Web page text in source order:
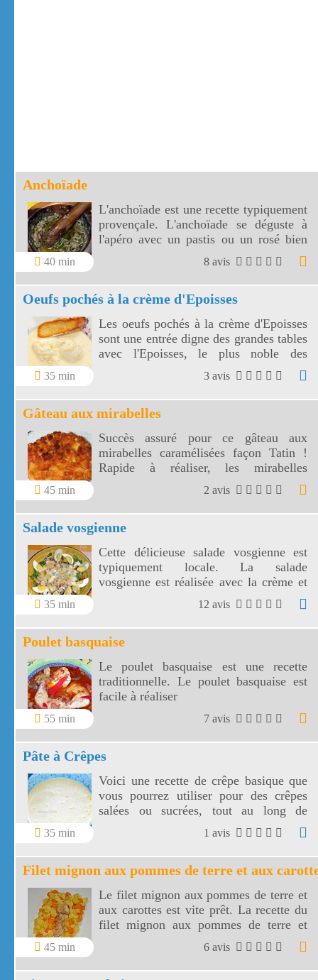
Anchoïade
40 min
L'anchoïade est une recette typiquement
provençale. L'anchoïade se déguste à
l'apéro avec un pastis ou un rosé bien
8 avis
Oeufs pochés à la crème d'Epoisses
35 min
Les oeufs pochés à la crème d'Epoisses
sont une entrée digne des grandes tables
avec l'Epoisses, le plus noble des
fromages bourguignons.
3 avis
Gâteau aux mirabelles
45 min
Succès assuré pour ce gâteau aux
mirabelles caramélisées façon Tatin !
Rapide à réaliser, les mirabelles
caramélisées sont tout simplement
2 avis
Salade vosgienne
35 min
Cette délicieuse salade vosgienne est
typiquement locale. La salade
vosgienne est réalisée avec la crème et
12 avis
Poulet basquaise
55 min
Le poulet basquaise est une recette
traditionnelle. Le poulet basquaise est
facile à réaliser
7 avis
Pâte à Crêpes
35 min
Voici une recette de crêpe basique que
vous pourrez utiliser pour des crêpes
salées ou sucrées, tout au long de
l'année. La pâte à crêpe est simple et
nécessite peu d'ingrédients donc
économique!
1 avis
Filet mignon aux pommes de terre et aux
45 min
Le filet mignon aux pommes de terre et
aux carottes est vite prêt. La recette du
filet mignon aux pommes de terre et
aux carottes plaît aux petits comme aux
grands et fait partie des plats complets.
6 avis